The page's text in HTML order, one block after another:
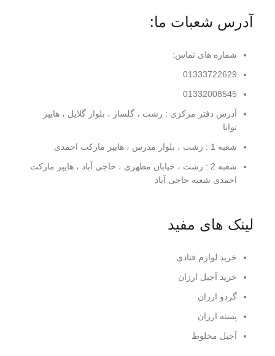
آدرس شعبات ما:
شماره های تماس:
01333722629
01332008545
آدرس دفتر مرکزی : رشت ، گلسار ، بلوار گلایل ، هایپر
توانا
شعبه 1 : رشت ، بلوار مدرس ، هایپر مارکت احمدی
شعبه 2 : رشت ، خیابان مطهری ، حاجی آباد ، هایپر مارکت
احمدی شعبه حاجی آباد
لینک های مفید
خرید لوازم قنادی
خرید آجیل ارزان
گردو ارزان
پسته ارزان
آجیل مخلوط